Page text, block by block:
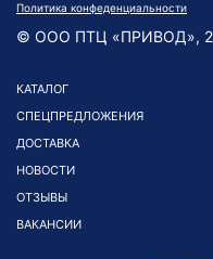
Политика конфеденциальности
© ООО ПТЦ «ПРИВОД»,
КАТАЛОГ
СПЕЦПРЕДЛОЖЕНИЯ
ДОСТАВКА
НОВОСТИ
ОТЗЫВЫ
ВАКАНСИИ